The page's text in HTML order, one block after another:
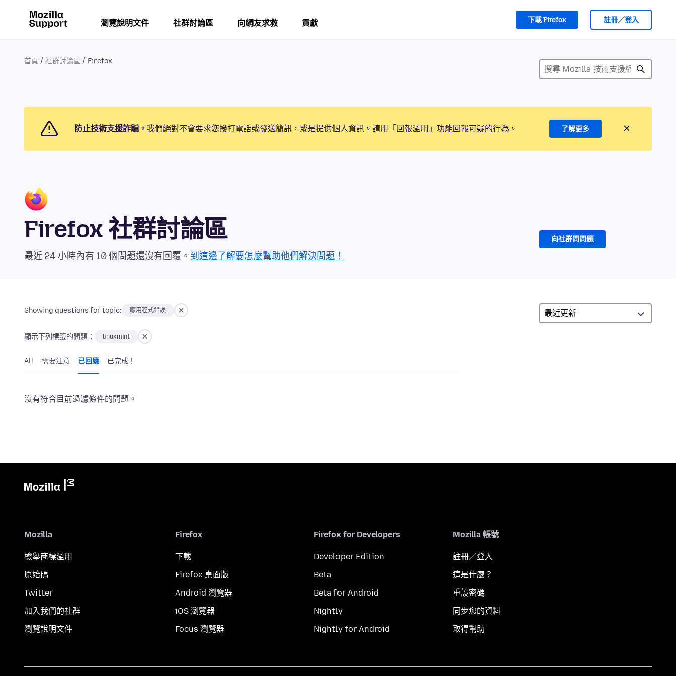
瀏覽說明文件 社群討論區 向網友求救 貢獻 下載 Firefox 註冊／登入
首頁 社群討論區 Firefox
防止技術支援詐騙。 我們絕對不會要求您撥打電話或發送簡訊，或是提供個人資訊。請用「回報濫用」功能回報可疑的行為。 了解更多
Firefox 社群討論區
最近 24 小時內有 10 個問題還沒有回覆。 到這邊了解要怎麼幫助他們解決問題！
向社群問問題
Showing questions for topic: 應用程式錯誤
顯示下列標籤的問題： linuxmint
All 需要注意 已回應 已完成！
沒有符合目前過濾條件的問題。
Mozilla
檢舉商標濫用
原始碼
Twitter
加入我們的社群
瀏覽說明文件
Firefox
下載
Firefox 桌面版
Android 瀏覽器
iOS 瀏覽器
Focus 瀏覽器
Firefox for Developers
Developer Edition
Beta
Beta for Android
Nightly
Nightly for Android
Mozilla 帳號
註冊／登入
這是什麼？
重設密碼
同步您的資料
取得幫助